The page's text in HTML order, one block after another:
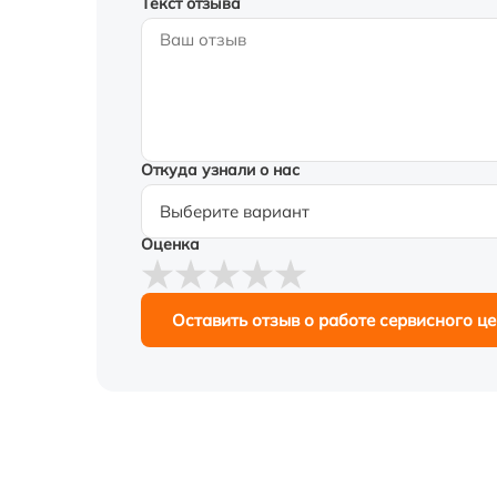
Откуда узнали о нас
Оценка
Оставить отзыв о работе сервисного